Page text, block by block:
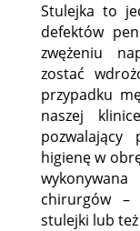
Stulejka to
defektów
zwężeniu
zostać
przypadku
naszej
pozwalający
higienę w
chirurgów –
stulejki lub